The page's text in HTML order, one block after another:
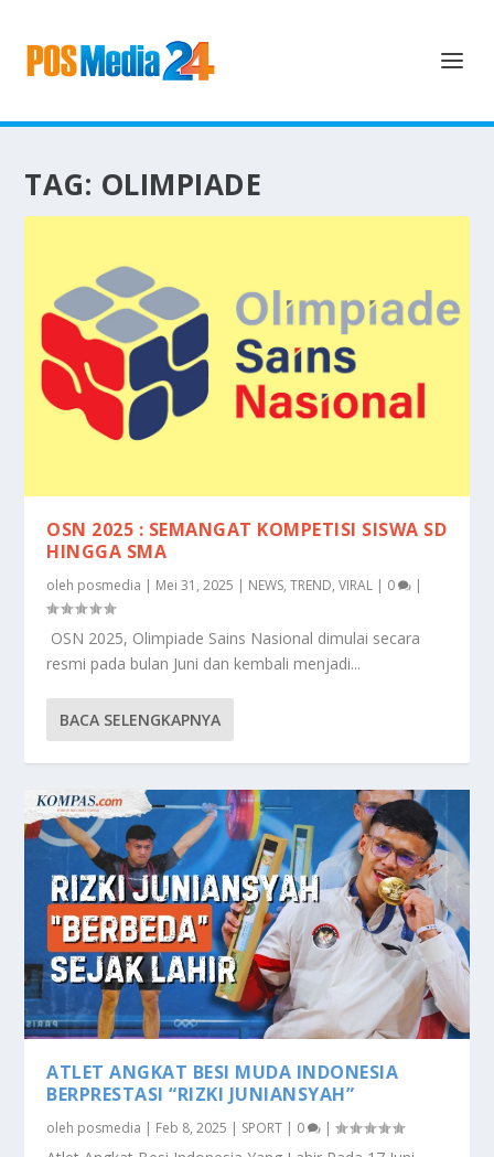
TAG: OLIMPIADE
OSN 2025 : SEMANGAT KOMPETISI SISWA SD
HINGGA SMA
oleh posmedia | Mei 31, 2025 | NEWS,TREND,VIRAL | 0 |
OSN 2025, Olimpiade Sains Nasional dimulai secara
resmi pada bulan Juni dan kembali menjadi...
BACA SELENGKAPNYA
ATLET ANGKAT BESI MUDA INDONESIA
BERPRESTASI “RIZKI JUNIANSYAH”
oleh posmedia | Feb 8, 2025 | SPORT | 0 |